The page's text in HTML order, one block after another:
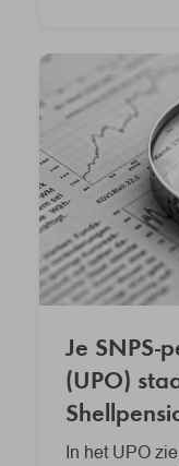
Je SNPS-
(UPO)
In het UPO